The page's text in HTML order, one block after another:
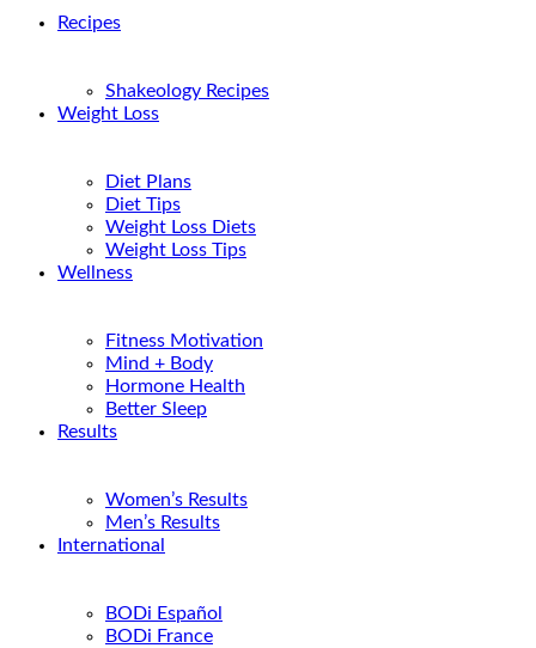
Recipes
Shakeology Recipes
Weight Loss
Diet Plans
Diet Tips
Weight Loss Diets
Weight Loss Tips
Wellness
Fitness Motivation
Mind + Body
Hormone Health
Better Sleep
Results
Women’s Results
Men’s Results
International
BODi Español
BODi France